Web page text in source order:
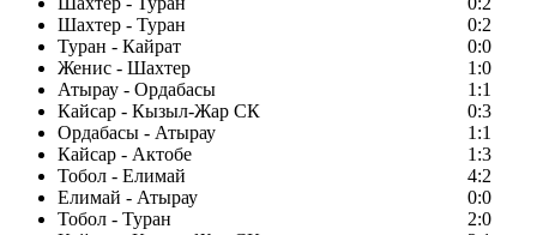
Шахтер - Туран
0:2
Туран - Кайрат
0:0
Женис - Шахтер
1:0
Атырау - Ордабасы
1:1
Кайсар - Кызыл-Жар СК
0:3
Ордабасы - Атырау
1:1
Кайсар - Актобе
1:3
Тобол - Елимай
4:2
Елимай - Атырау
0:0
Тобол - Туран
2:0